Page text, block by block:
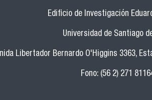
Edificio de Investigación
Universidad de Santiago
Libertador Bernardo O'Higgins 3363,
Fono: (56 2) 271